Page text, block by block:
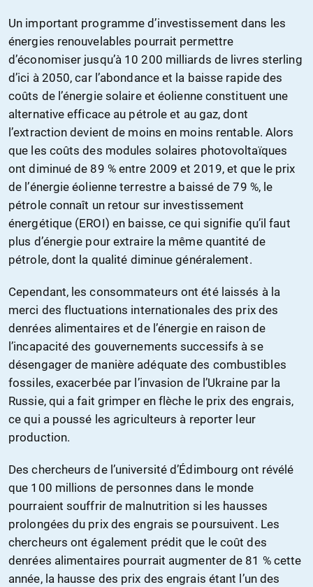
Un important programme d’investissement dans les
énergies renouvelables pourrait permettre
d’économiser jusqu’à 10 200 milliards de livres sterling
d’ici à 2050, car l’abondance et la baisse rapide des
coûts de l’énergie solaire et éolienne constituent une
alternative efficace au pétrole et au gaz, dont
l’extraction devient de moins en moins rentable. Alors
que les coûts des modules solaires photovoltaïques
ont diminué de 89 % entre 2009 et 2019, et que le prix
de l’énergie éolienne terrestre a baissé de 79 %, le
pétrole connaît un retour sur investissement
énergétique (EROI) en baisse, ce qui signifie qu’il faut
plus d’énergie pour extraire la même quantité de
pétrole, dont la qualité diminue généralement.
Cependant, les consommateurs ont été laissés à la
merci des fluctuations internationales des prix des
denrées alimentaires et de l’énergie en raison de
l’incapacité des gouvernements successifs à se
désengager de manière adéquate des combustibles
fossiles, exacerbée par l’invasion de l’Ukraine par la
Russie, qui a fait grimper en flèche le prix des engrais,
ce qui a poussé les agriculteurs à reporter leur
production.
Des chercheurs de l’université d’Édimbourg ont révélé
que 100 millions de personnes dans le monde
pourraient souffrir de malnutrition si les hausses
prolongées du prix des engrais se poursuivent. Les
chercheurs ont également prédit que le coût des
denrées alimentaires pourrait augmenter de 81 % cette
année, la hausse des prix des engrais étant l’un des